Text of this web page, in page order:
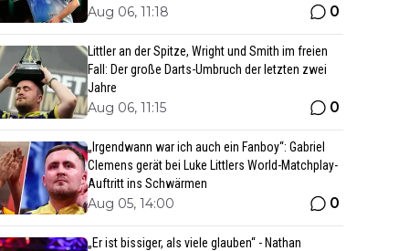
Aug 06, 11:18 0
Littler an der Spitze, Wright und Smith im freien
Fall: Der große Darts-Umbruch der letzten zwei
Jahre
Aug 06, 11:15 0
„Irgendwann war ich auch ein Fanboy“: Gabriel
Clemens gerät bei Luke Littlers World-Matchplay-
Auftritt ins Schwärmen
Aug 05, 14:00 0
„Er ist bissiger, als viele glauben“ - Nathan